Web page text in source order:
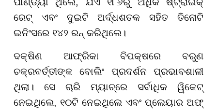
ରେଟ୍ ଏବଂ ଦୁଇଟି ଅର୍ଦ୍ଧଶତକ ସହିତ ତିନୋଟି
ଇନିଂସରେ ୧୪୨ ରନ୍ କରିଥିଲେ।
ଦକ୍ଷିଣ ଆଫ୍ରିକା ବିପକ୍ଷରେ ବରୁଣ
ଚକ୍ରବର୍ତ୍ତୀଙ୍କ ବୋଲିଂ ପ୍ରଦର୍ଶନ ପ୍ରଭାବଶାଳୀ
ଥିଲା। ସେ ଚାରି ମ୍ୟାଚ୍ରେ ସର୍ବାଧିକ ୱିକେଟ୍
ନେଇଥିଲେ, ୧୦ଟି ନେଇଥିଲେ ଏବଂ ପ୍ଲେୟାର ଅଫ୍